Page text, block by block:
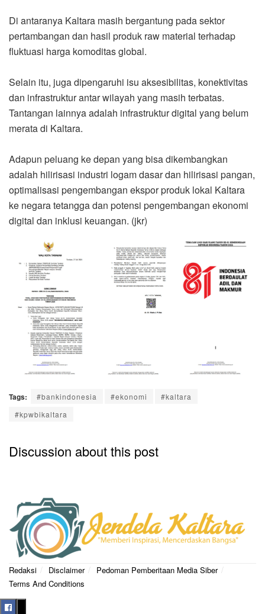
Di antaranya Kaltara masih bergantung pada sektor
pertambangan dan hasil produk raw material terhadap
fluktuasi harga komoditas global.
Selain itu, juga dipengaruhi isu aksesibilitas, konektivitas
dan infrastruktur antar wilayah yang masih terbatas.
Tantangan lainnya adalah infrastruktur digital yang belum
merata di Kaltara.
Adapun peluang ke depan yang bisa dikembangkan
adalah hilirisasi industri logam dasar dan hilirisasi pangan,
optimalisasi pengembangan ekspor produk lokal Kaltara
ke negara tetangga dan potensi pengembangan ekonomi
digital dan inklusi keuangan. (jkr)
Tags: #bankindonesia #ekonomi
#kaltara
#kpwbikaltara
Discussion about this post
Redaksi Disclaimer
Pedoman Pemberitaan Media Siber
Terms And Conditions